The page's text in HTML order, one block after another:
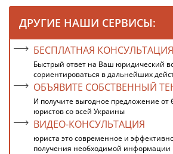
ДРУГИЕ НАШИ СЕРВИСЫ:
БЕСПЛАТНАЯ КОНСУЛЬТАЦИЯ
Быстрый ответ на Ваш юридический
сориентироваться в дальнейших
ОБЪЯВИТЕ СОБСТВЕННЫЙ
И получите выгодное предложение от
юристов со всей Украины
ВИДЕО-КОНСУЛЬТАЦИЯ
юриста это современное и
получения необходимой информации